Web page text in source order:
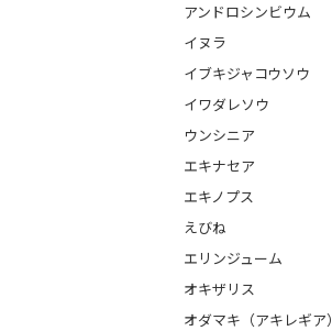
アンドロシンビウム
イヌラ
イブキジャコウソウ
イワダレソウ
ウンシニア
エキナセア
エキノプス
えびね
エリンジューム
オキザリス
オダマキ（アキレギア）